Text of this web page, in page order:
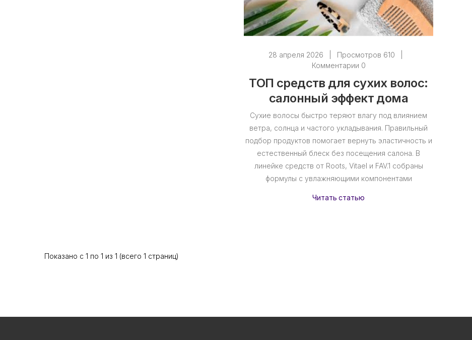
28 апреля 2026 Просмотров 610
Комментарии 0
ТОП средств для сухих волос:
салонный эффект дома
Сухие волосы быстро теряют влагу под влиянием
ветра, солнца и частого укладывания. Правильный
подбор продуктов помогает вернуть эластичность и
естественный блеск без посещения салона. В
линейке средств от Roots, Vitael и FAV.1 собраны
формулы с увлажняющими компонентами
Читать статью
Показано с 1 по 1 из 1 (всего 1 страниц)